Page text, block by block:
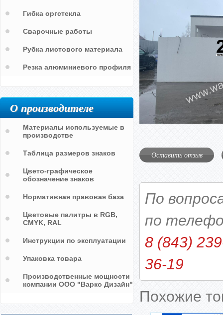
Оставить отзыв
По
по
8 (843)
36-19
Похожие
Гибка оргстекла
Сварочные работы
Рубка листового материала
Резка алюминиевого профиля
О производителе
Материалы используемые в
производстве
Таблица размеров знаков
Цвето-графическое
обозначение знаков
Нормативная правовая база
Цветовые палитры в RGB,
CMYK, RAL
Инструкции по эксплуатации
Упаковка товара
Производственные мощности
компании ООО "Варко Дизайн"